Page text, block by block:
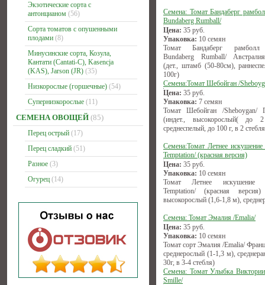
Экзотические сорта с
антонцианом (56)
Сорта томатов с опушенными
плодами (8)
Минусинские сорта, Козула,
Кантати (Cantati-C), Kasencja
(KAS), Jarson (JR) (35)
Низкорослые (горшечные) (54)
Супернизкорослые (11)
СЕМЕНА ОВОЩЕЙ (85)
Перец острый (17)
Перец сладкий (51)
Разное (3)
Огурец (14)
Семена: Томат Бандаберг
Bundaberg Rumball/
Цена: 35 руб.
Упаковка: 10 семян
Томат Бандаберг
Bundaberg Rumball/
(дет., штамб (50-80см),
100г)
Семена:Томат Шебойган /
Цена: 35 руб.
Упаковка: 7 семян
Томат Шебойган /Sheboygan/
(индет., высокорослый(
среднеспелый, до 100 г, в 2
Семена:Томат Летнее искушение
Temptation/ (красная версия)
Цена: 35 руб.
Упаковка: 10 семян
Томат Летнее искушение /
Temptation/ (красная версия)
высокорослый (1,6-1,8 м),
Семена: Томат Эмалия /Emalia/
Цена: 35 руб.
Упаковка: 10 семян
Томат сорт Эмалия /Emalia/
среднерослый (1-1,3 м),
30г, в 3-4 стебля)
Семена: Томат Улыбка
Smille/